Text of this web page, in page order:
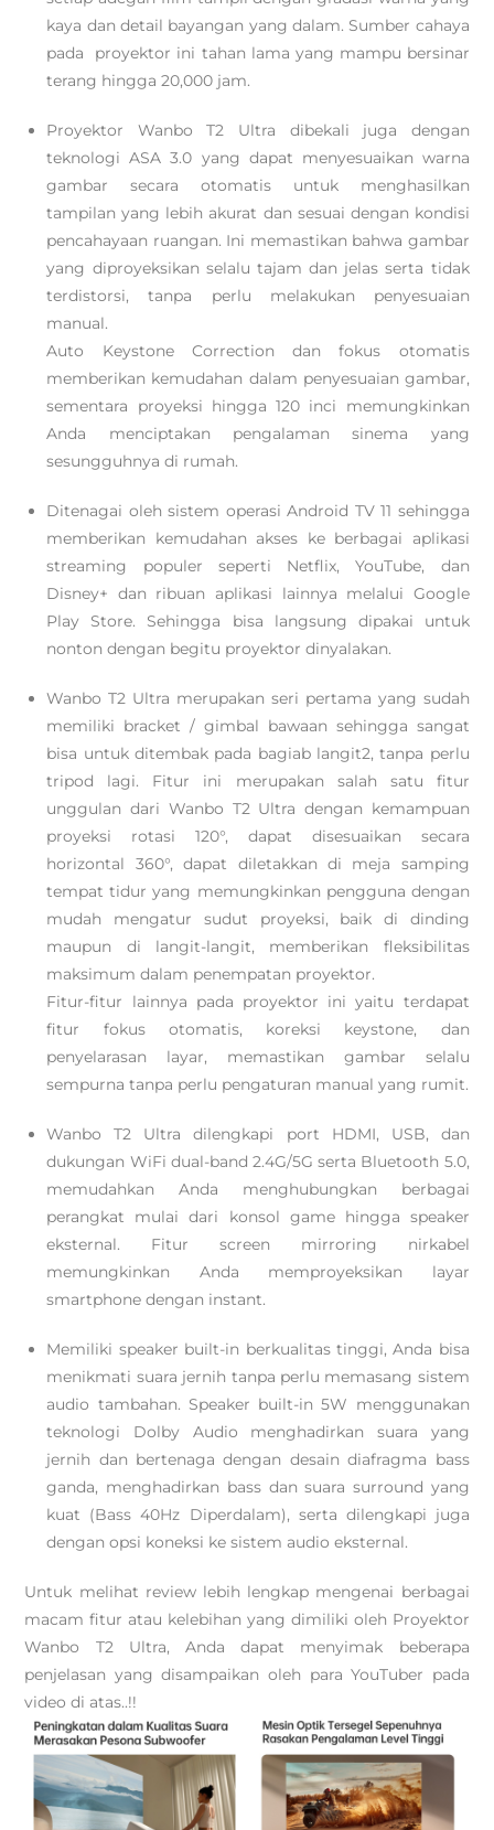
kaya dan detail bayangan yang dalam. Sumber cahaya
pada proyektor ini tahan lama yang mampu bersinar
terang hingga 20,000 jam.
Proyektor Wanbo T2 Ultra dibekali juga dengan
teknologi ASA 3.0 yang dapat menyesuaikan warna
gambar secara otomatis untuk menghasilkan
tampilan yang lebih akurat dan sesuai dengan kondisi
pencahayaan ruangan. Ini memastikan bahwa gambar
yang diproyeksikan selalu tajam dan jelas serta tidak
terdistorsi, tanpa perlu melakukan penyesuaian
manual.
Auto Keystone Correction dan fokus otomatis
memberikan kemudahan dalam penyesuaian gambar,
sementara proyeksi hingga 120 inci memungkinkan
Anda menciptakan pengalaman sinema yang
sesungguhnya di rumah.
Ditenagai oleh sistem operasi Android TV 11 sehingga
memberikan kemudahan akses ke berbagai aplikasi
streaming populer seperti Netflix, YouTube, dan
Disney+ dan ribuan aplikasi lainnya melalui Google
Play Store. Sehingga bisa langsung dipakai untuk
nonton dengan begitu proyektor dinyalakan.
Wanbo T2 Ultra merupakan seri pertama yang sudah
memiliki bracket / gimbal bawaan sehingga sangat
bisa untuk ditembak pada bagiab langit2, tanpa perlu
tripod lagi. Fitur ini merupakan salah satu fitur
unggulan dari Wanbo T2 Ultra dengan kemampuan
proyeksi rotasi 120°, dapat disesuaikan secara
horizontal 360°, dapat diletakkan di meja samping
tempat tidur yang memungkinkan pengguna dengan
mudah mengatur sudut proyeksi, baik di dinding
maupun di langit-langit, memberikan fleksibilitas
maksimum dalam penempatan proyektor.
Fitur-fitur lainnya pada proyektor ini yaitu terdapat
fitur fokus otomatis, koreksi keystone, dan
penyelarasan layar, memastikan gambar selalu
sempurna tanpa perlu pengaturan manual yang rumit.
Wanbo T2 Ultra dilengkapi port HDMI, USB, dan
dukungan WiFi dual-band 2.4G/5G serta Bluetooth 5.0,
memudahkan Anda menghubungkan berbagai
perangkat mulai dari konsol game hingga speaker
eksternal. Fitur screen mirroring nirkabel
memungkinkan Anda memproyeksikan layar
smartphone dengan instant.
Memiliki speaker built-in berkualitas tinggi, Anda bisa
menikmati suara jernih tanpa perlu memasang sistem
audio tambahan. Speaker built-in 5W menggunakan
teknologi Dolby Audio menghadirkan suara yang
jernih dan bertenaga dengan desain diafragma bass
ganda, menghadirkan bass dan suara surround yang
kuat (Bass 40Hz Diperdalam), serta dilengkapi juga
dengan opsi koneksi ke sistem audio eksternal.
Untuk melihat review lebih lengkap mengenai berbagai
macam fitur atau kelebihan yang dimiliki oleh Proyektor
Wanbo T2 Ultra, Anda dapat menyimak beberapa
penjelasan yang disampaikan oleh para YouTuber pada
video di atas..!!